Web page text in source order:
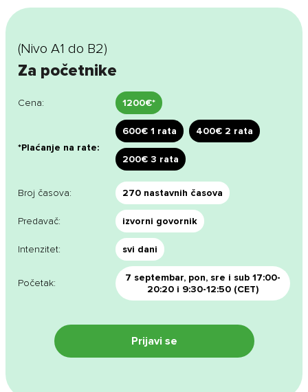
(Nivo А1 do В2)
Za početnike
Cena: 1200€*
*Plaćanje na rate:
600€ 1 rata 400€ 2 rata
200€ 3 rata
Broj časova: 270 nastavnih časova
Predavač: izvorni govornik
Intenzitet: svi dani
Početak:
7 septembar, pon, sre i sub 17:00-
20:20 i 9:30-12:50 (CET)
Prijavi se